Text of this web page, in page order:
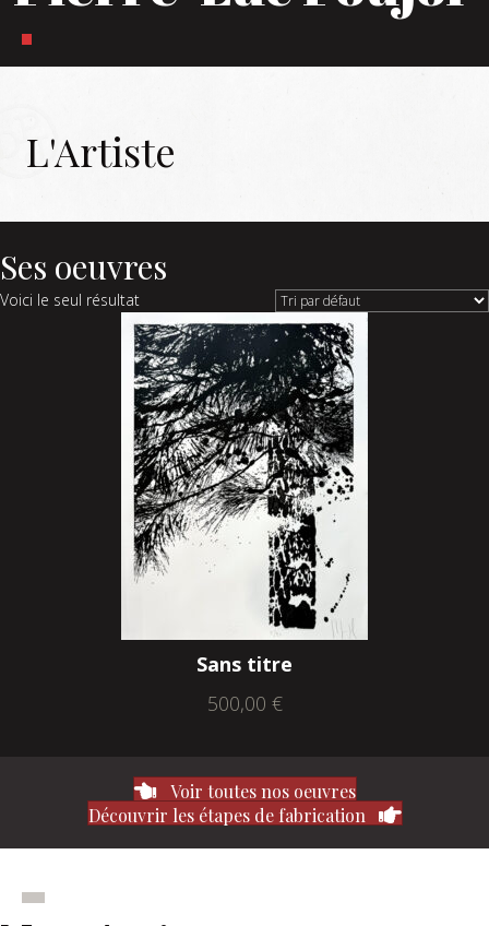
L'Artiste
Ses oeuvres
Voici le seul résultat
Sans titre
500,00 €
Voir toutes nos oeuvres
Découvrir les étapes de fabrication